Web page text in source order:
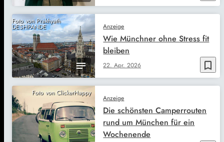
Foto von Prakhyath
DESHPANDE
bookmark_border
Anzeige
22. Apr. 2026
Wie Münchner ohne Stress fit
bleiben
Foto von ClickerHappy
Anzeige
Die schönsten Camperrouten
rund um München für ein
Wochenende